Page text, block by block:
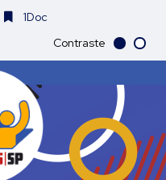
1Doc
Contraste